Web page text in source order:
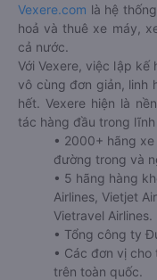
Vexere.com là hệ
hoả và thuê xe máy,
cả nước.
Với Vexere, việc lập kế
vô cùng đơn giản, linh
hết. Vexere hiện là
tác hàng đầu trong
• 2000+ hãng
đường trong và
• 5 hãng hàng
Airlines, Vietjet
Vietravel Airlines.
• Tổng công ty
• Các đơn vị
trên toàn quốc.